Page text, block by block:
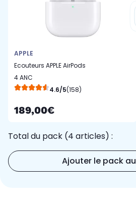
APPLE
Ecouteurs APPLE AirPods
4 ANC
4.6/5(158)
189,00€
Total du pack (4 articles) :
Ajouter le pack